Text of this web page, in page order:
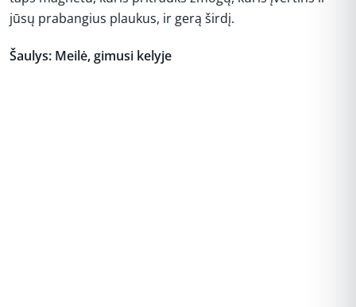
jūsų prabangius plaukus, ir gerą širdį.
Šaulys: Meilė, gimusi kelyje